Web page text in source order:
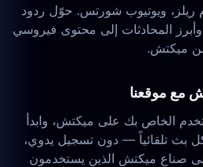
ريلز، ويوتيوب شورتس. حوّل ردود
المحادثات إلى محتوى فيروسي
ميكتش.
مع موقعنا
الخاص بك على ميكتش، وابدأ
بث تلقائياً — دون تسجيل يدوي،
صناع ميكتش الذين يستخدمون